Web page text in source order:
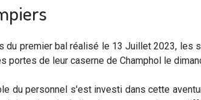
du premier bal réalisé le 13 Juillet 2023, les
portes de leur caserne de Champhol le
du personnel s'est investi dans cette